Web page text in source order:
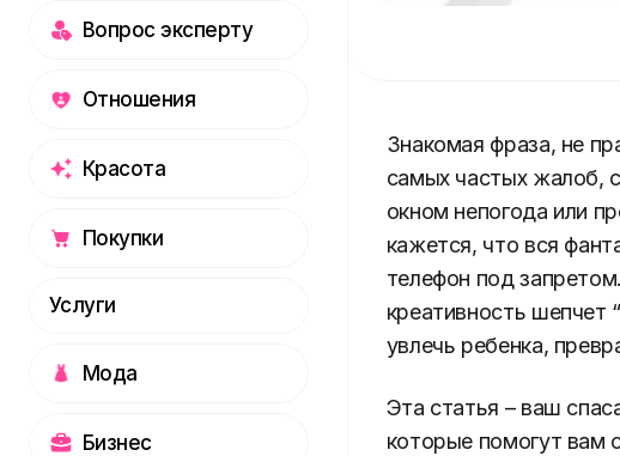
Вопрос эксперту
Отношения
Красота
Покупки
Услуги
Мода
Бизнес
Знакомая фраза, не
самых частых жалоб,
окном непогода или
кажется, что вся
телефон под
креативность шепчет
увлечь ребенка,
Эта статья – ваш
которые помогут вам